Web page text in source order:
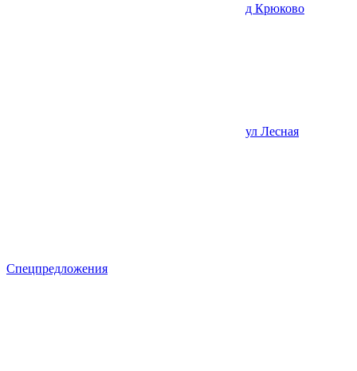
д Крюково
ул Лесная
Спецпредложения